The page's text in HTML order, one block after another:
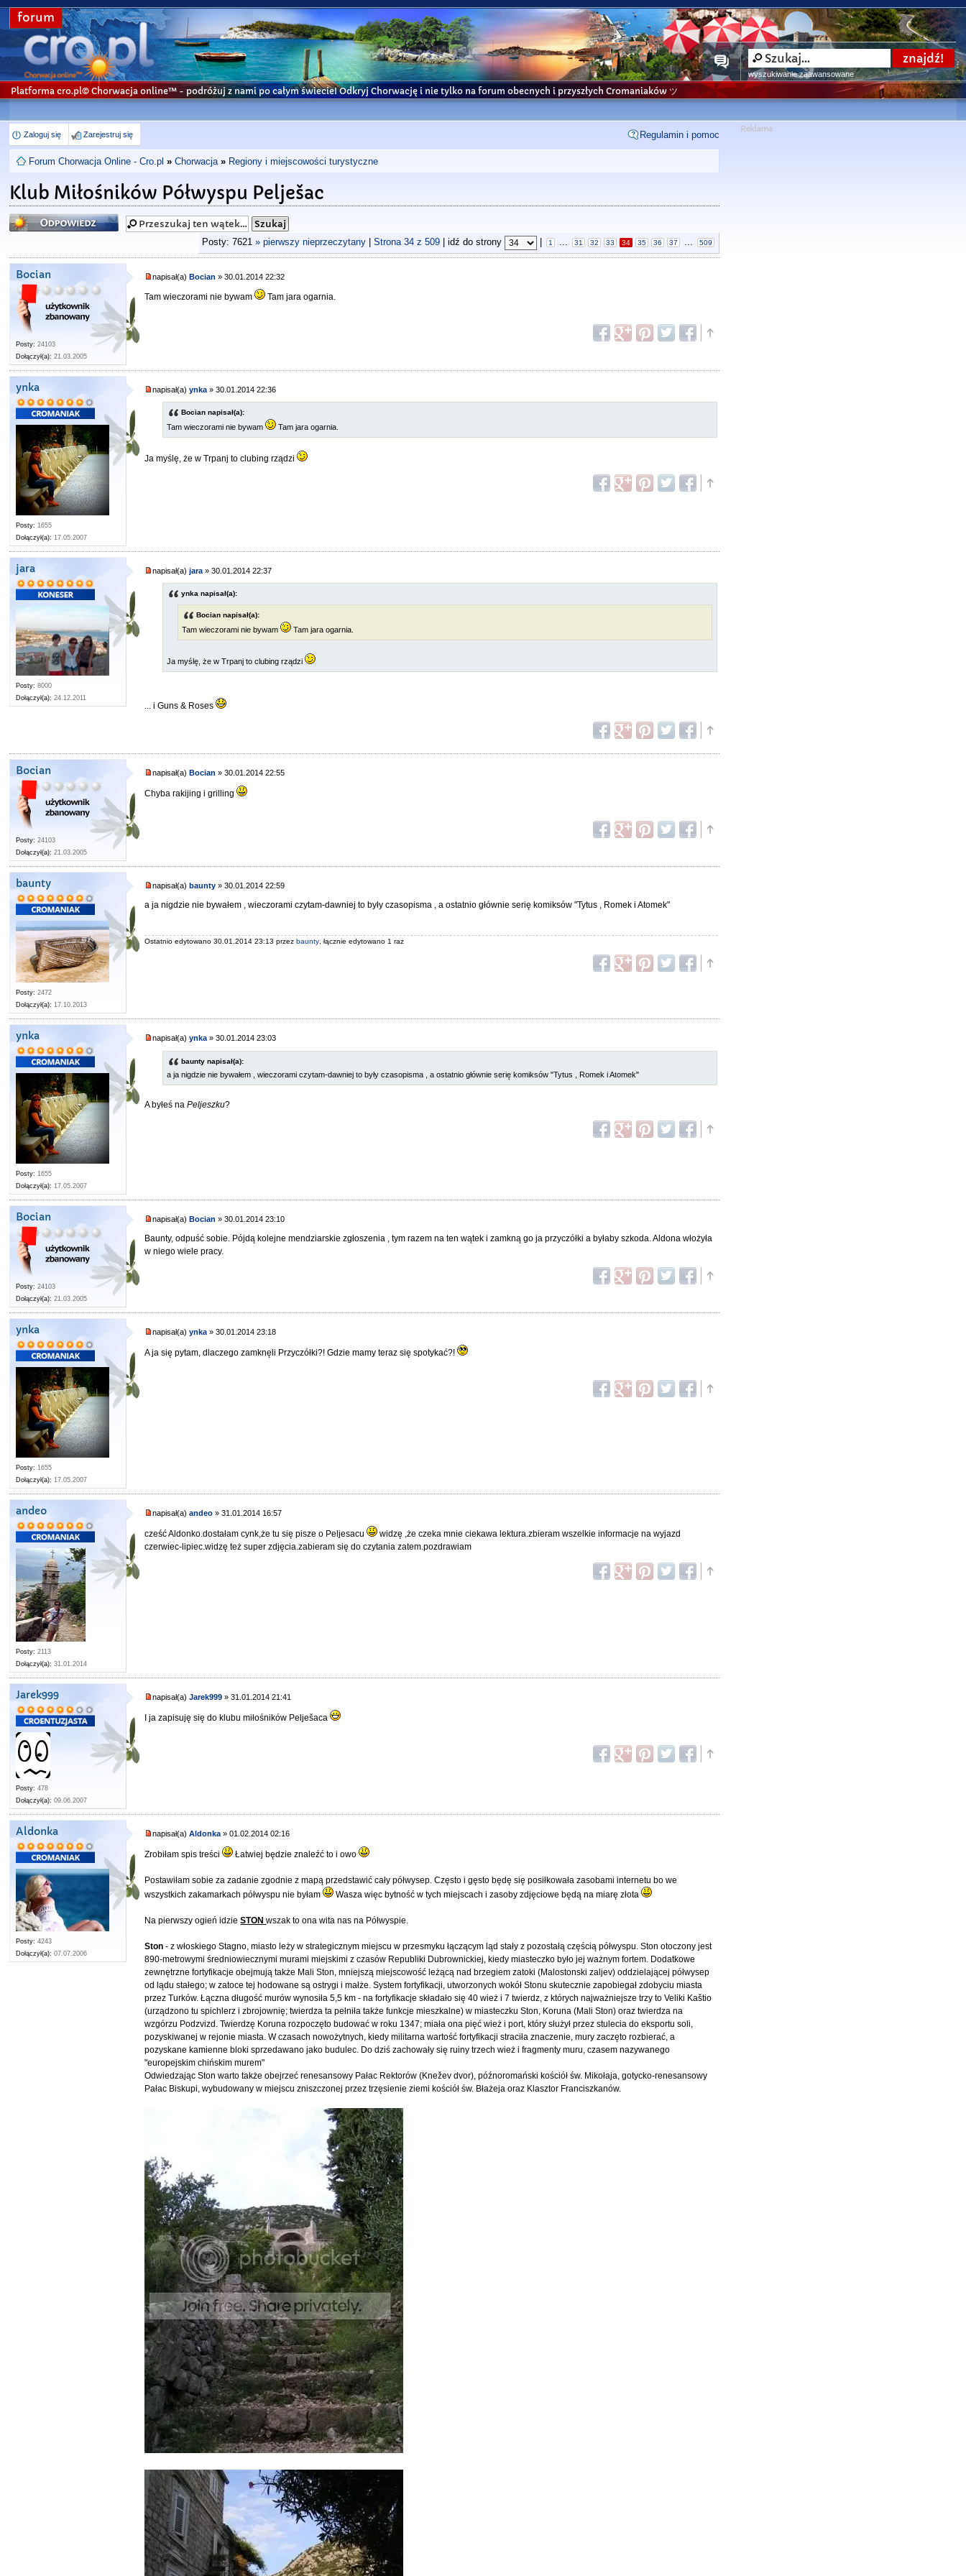
forum
wyszukiwanie zaawansowane
Platforma cro.pl© Chorwacja online™ - podróżuj z nami po całym świecie! Odkryj Chorwację i nie tylko na forum obecnych i przyszłych Cromaniaków ツ
Zaloguj się Zarejestruj się Regulamin i pomoc
Forum Chorwacja Online - Cro.pl » Chorwacja » Regiony i miejscowości turystyczne
Klub Miłośników Półwyspu Pelješac
Odpowiedz
Posty: 7621 » pierwszy nieprzeczytany| Strona 34z 509| idź do strony 1 ... 31 32 33 34 35 36 37 ... 509
Bocian
Posty: 24103
Dołączył(a): 21.03.2005
napisał(a)Bocian » 30.01.2014 22:32
Tam wieczorami nie bywam Tam jara ogarnia.
ynka
Posty: 1655
Dołączył(a): 17.05.2007
napisał(a)ynka » 30.01.2014 22:36
Bocian napisał(a):
Tam wieczorami nie bywam Tam jara ogarnia.
Ja myślę, że w Trpanj to clubing rządzi
jara
Posty: 8000
Dołączył(a): 24.12.2011
napisał(a)jara » 30.01.2014 22:37
ynka napisał(a):
Bocian napisał(a):
Tam wieczorami nie bywam Tam jara ogarnia.
Ja myślę, że w Trpanj to clubing rządzi
... i Guns & Roses
Bocian
Posty: 24103
Dołączył(a): 21.03.2005
napisał(a)Bocian » 30.01.2014 22:55
Chyba rakijing i grilling
baunty
Posty: 2472
Dołączył(a): 17.10.2013
napisał(a)baunty » 30.01.2014 22:59
a ja nigdzie nie bywałem , wieczorami czytam-dawniej to były czasopisma , a ostatnio głównie serię komiksów "Tytus , Romek i Atomek"
Ostatnio edytowano 30.01.2014 23:13 przezbaunty , łącznie edytowano 1 raz
ynka
Posty: 1655
Dołączył(a): 17.05.2007
napisał(a)ynka » 30.01.2014 23:03
baunty napisał(a):
a ja nigdzie nie bywałem , wieczorami czytam-dawniej to były czasopisma , a ostatnio głównie serię komiksów "Tytus , Romek i Atomek"
A byłeś naPeljeszku?
Bocian
Posty: 24103
Dołączył(a): 21.03.2005
napisał(a)Bocian » 30.01.2014 23:10
Baunty, odpuść sobie. Pójdą kolejne mendziarskie zgłoszenia , tym razem na ten wątek i zamkną go ja przyczółki a byłaby szkoda. Aldona włożyła
w niego wiele pracy.
ynka
Posty: 1655
Dołączył(a): 17.05.2007
napisał(a)ynka » 30.01.2014 23:18
A ja się pytam, dlaczego zamknęli Przyczółki?! Gdzie mamy teraz się spotykać?!
andeo
Posty: 2113
Dołączył(a): 31.01.2014
napisał(a)andeo » 31.01.2014 16:57
cześć Aldonko.dostałam cynk,że tu się pisze o Peljesacu
widzę ,że czeka mnie ciekawa lektura.zbieram wszelkie informacje na wyjazd
czerwiec-lipiec.widzę też super zdjęcia.zabieram się do czytania zatem.pozdrawiam
Jarek999
Posty: 478
Dołączył(a): 09.06.2007
napisał(a)Jarek999 » 31.01.2014 21:41
I ja zapisuję się do klubu miłośników Pelješaca
Aldonka
Posty: 4243
Dołączył(a): 07.07.2006
napisał(a)Aldonka » 01.02.2014 02:16
Zrobiłam spis treści Łatwiej będzie znaleźć to i owo
Postawiłam sobie za zadanie zgodnie z mapą przedstawić cały półwysep. Często i gęsto będę się posiłkowała zasobami internetu bo we
wszystkich zakamarkach półwyspu nie byłam
Wasza więc bytność w tych miejscach i zasoby zdjęciowe będą na miarę złota
Na pierwszy ogień idzieSTONwszak to ona wita nas na Półwyspie.
Ston - z włoskiego Stagno, miasto leży w strategicznym miejscu w przesmyku łączącym ląd stały z pozostałą częścią półwyspu. Ston otoczony jest
890-metrowymi średniowiecznymi murami miejskimi z czasów Republiki Dubrownickiej, kiedy miasteczko było jej ważnym fortem. Dodatkowe
zewnętrzne fortyfikacje obejmują także Mali Ston, mniejszą miejscowość leżącą nad brzegiem zatoki (Malostonski zaljev) oddzielającej półwysep
od lądu stałego; w zatoce tej hodowane są ostrygi i małże. System fortyfikacji, utworzonych wokół Stonu skutecznie zapobiegał zdobyciu miasta
przez Turków. Łączna długość murów wynosiła 5,5 km - na fortyfikacje składało się 40 wież i 7 twierdz, z których najważniejsze trzy to Veliki Kaštio
(urządzono tu spichlerz i zbrojownię; twierdza ta pełniła także funkcje mieszkalne) w miasteczku Ston, Koruna (Mali Ston) oraz twierdza na
wzgórzu Podzvizd. Twierdzę Koruna rozpoczęto budować w roku 1347; miała ona pięć wież i port, który służył przez stulecia do eksportu soli,
pozyskiwanej w rejonie miasta. W czasach nowożytnych, kiedy militarna wartość fortyfikacji straciła znaczenie, mury zaczęto rozbierać, a
pozyskane kamienne bloki sprzedawano jako budulec. Do dziś zachowały się ruiny trzech wież i fragmenty muru, czasem nazywanego
"europejskim chińskim murem"
Odwiedzając Ston warto także obejrzeć renesansowy Pałac Rektorów (Knežev dvor), późnoromański kościół św. Mikołaja, gotycko-renesansowy
Pałac Biskupi, wybudowany w miejscu zniszczonej przez trzęsienie ziemi kościół św. Błażeja oraz Klasztor Franciszkanów.